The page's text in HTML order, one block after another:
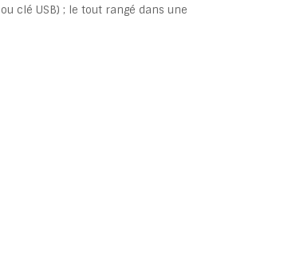
clé USB) ; le tout rangé dans une